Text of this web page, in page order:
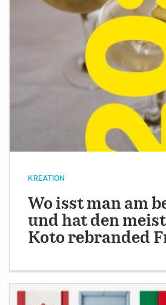
KREATION
Wo isst man am
und hat den
Koto rebranded